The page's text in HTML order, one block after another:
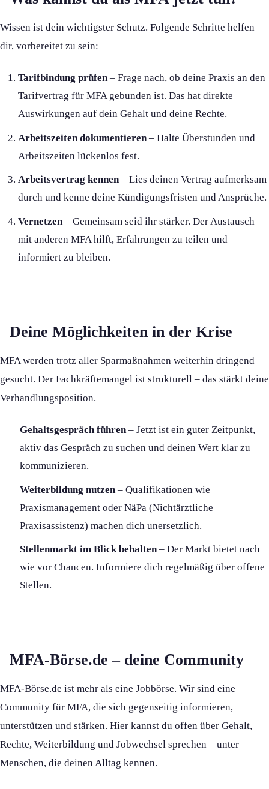
Wissen ist dein wichtigster Schutz. Folgende Schritte helfen
dir, vorbereitet zu sein:
Tarifbindung prüfen– Frage nach, ob deine Praxis an den
Tarifvertrag für MFA gebunden ist. Das hat direkte
Auswirkungen auf dein Gehalt und deine Rechte.
Arbeitszeiten dokumentieren– Halte Überstunden und
Arbeitszeiten lückenlos fest.
Arbeitsvertrag kennen– Lies deinen Vertrag aufmerksam
durch und kenne deine Kündigungsfristen und Ansprüche.
Vernetzen– Gemeinsam seid ihr stärker. Der Austausch
mit anderen MFA hilft, Erfahrungen zu teilen und
informiert zu bleiben.
Deine Möglichkeiten in der Krise
MFA werden trotz aller Sparmaßnahmen weiterhin dringend
gesucht. Der Fachkräftemangel ist strukturell – das stärkt deine
Verhandlungsposition.
Gehaltsgespräch führen– Jetzt ist ein guter Zeitpunkt,
aktiv das Gespräch zu suchen und deinen Wert klar zu
kommunizieren.
Weiterbildung nutzen– Qualifikationen wie
Praxismanagement oder NäPa (Nichtärztliche
Praxisassistenz) machen dich unersetzlich.
Stellenmarkt im Blick behalten– Der Markt bietet nach
wie vor Chancen. Informiere dich regelmäßig über offene
Stellen.
MFA-Börse.de – deine Community
MFA-Börse.de ist mehr als eine Jobbörse. Wir sind eine
Community für MFA, die sich gegenseitig informieren,
unterstützen und stärken. Hier kannst du offen über Gehalt,
Rechte, Weiterbildung und Jobwechsel sprechen – unter
Menschen, die deinen Alltag kennen.